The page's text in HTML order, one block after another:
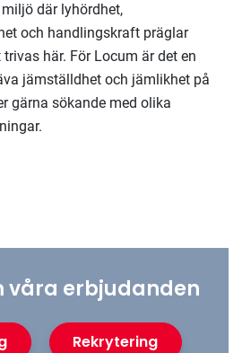
där lyhördhet,
och handlingskraft präglar
här. För Locum är det en
jämställdhet och jämlikhet på
gärna sökande med olika
våra erbjudanden
Rekrytering